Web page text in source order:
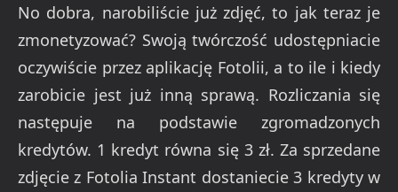
No dobra, narobiliście już zdjęć, to jak teraz je
zmonetyzować? Swoją twórczość udostępniacie
oczywiście przez aplikację Fotolii, a to ile i kiedy
zarobicie jest już inną sprawą. Rozliczania się
następuje na podstawie zgromadzonych
kredytów. 1 kredyt równa się 3 zł. Za sprzedane
zdjęcie z Fotolia Instant dostaniecie 3 kredyty w